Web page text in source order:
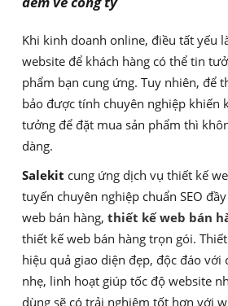
Khi kinh doanh online, điều tất yếu
website để khách hàng có thể tin
phẩm bạn cung ứng. Tuy nhiên, để
bảo được tính chuyên nghiệp khiến
tưởng để đặt mua sản phẩm thì
dàng.
Salekit cung ứng dịch vụ thiết kế
tuyến chuyên nghiệp chuẩn SEO
web bán hàng, thiết kế web bán
thiết kế web bán hàng trọn gói.
hiệu quả giao diện đẹp, độc đáo với
nhẹ, linh hoạt giúp tốc độ website
dùng sẽ có trải nghiệm tốt hơn với